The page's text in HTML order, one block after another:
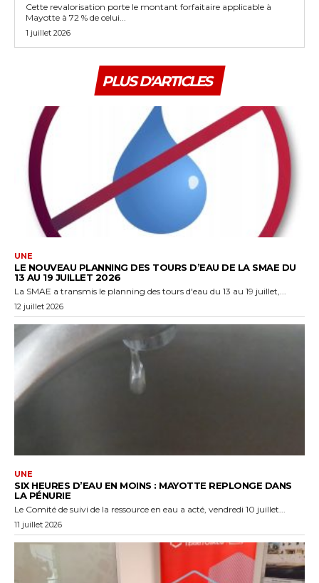
Cette revalorisation porte le montant forfaitaire applicable à
Mayotte à 72 % de celui...
1 juillet 2026
PLUS D'ARTICLES
UNE
LE NOUVEAU PLANNING DES TOURS D’EAU DE LA SMAE DU
13 AU 19 JUILLET 2026
La SMAE a transmis le planning des tours d'eau du 13 au 19 juillet,...
12 juillet 2026
UNE
SIX HEURES D’EAU EN MOINS : MAYOTTE REPLONGE DANS
LA PÉNURIE
Le Comité de suivi de la ressource en eau a acté, vendredi 10 juillet...
11 juillet 2026